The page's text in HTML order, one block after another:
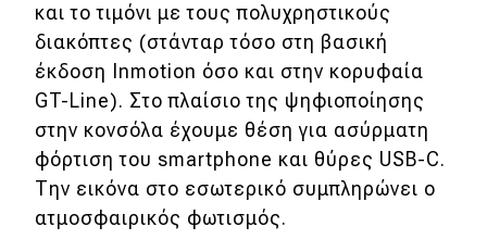
και το τιμόνι με τους πολυχρηστικούς
διακόπτες (στάνταρ τόσο στη βασική
έκδοση Inmotion όσο και στην κορυφαία
GT-Line). Στο πλαίσιο της ψηφιοποίησης
στην κονσόλα έχουμε θέση για ασύρματη
φόρτιση του smartphone και θύρες USB-C.
Την εικόνα στο εσωτερικό συμπληρώνει ο
ατμοσφαιρικός φωτισμός.